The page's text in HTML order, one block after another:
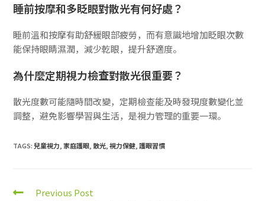
睡前按摩和多眨眼對散光有何好處？
睡前溫和按摩有助舒緩眼部疲勞，而有意識地增加眨眼次數
能保持眼睛濕潤，減少乾眼，提升舒適度。
為什麼定期視力檢查對散光很重要？
散光度數可能隨時間改變，定期檢查能及時發現度數變化並
調整，避免影響學習與生活，是視力管理的重要一環。
TAGS: 兒童視力, 家庭護眼, 散光, 視力保健, 護眼習慣
Previous Post